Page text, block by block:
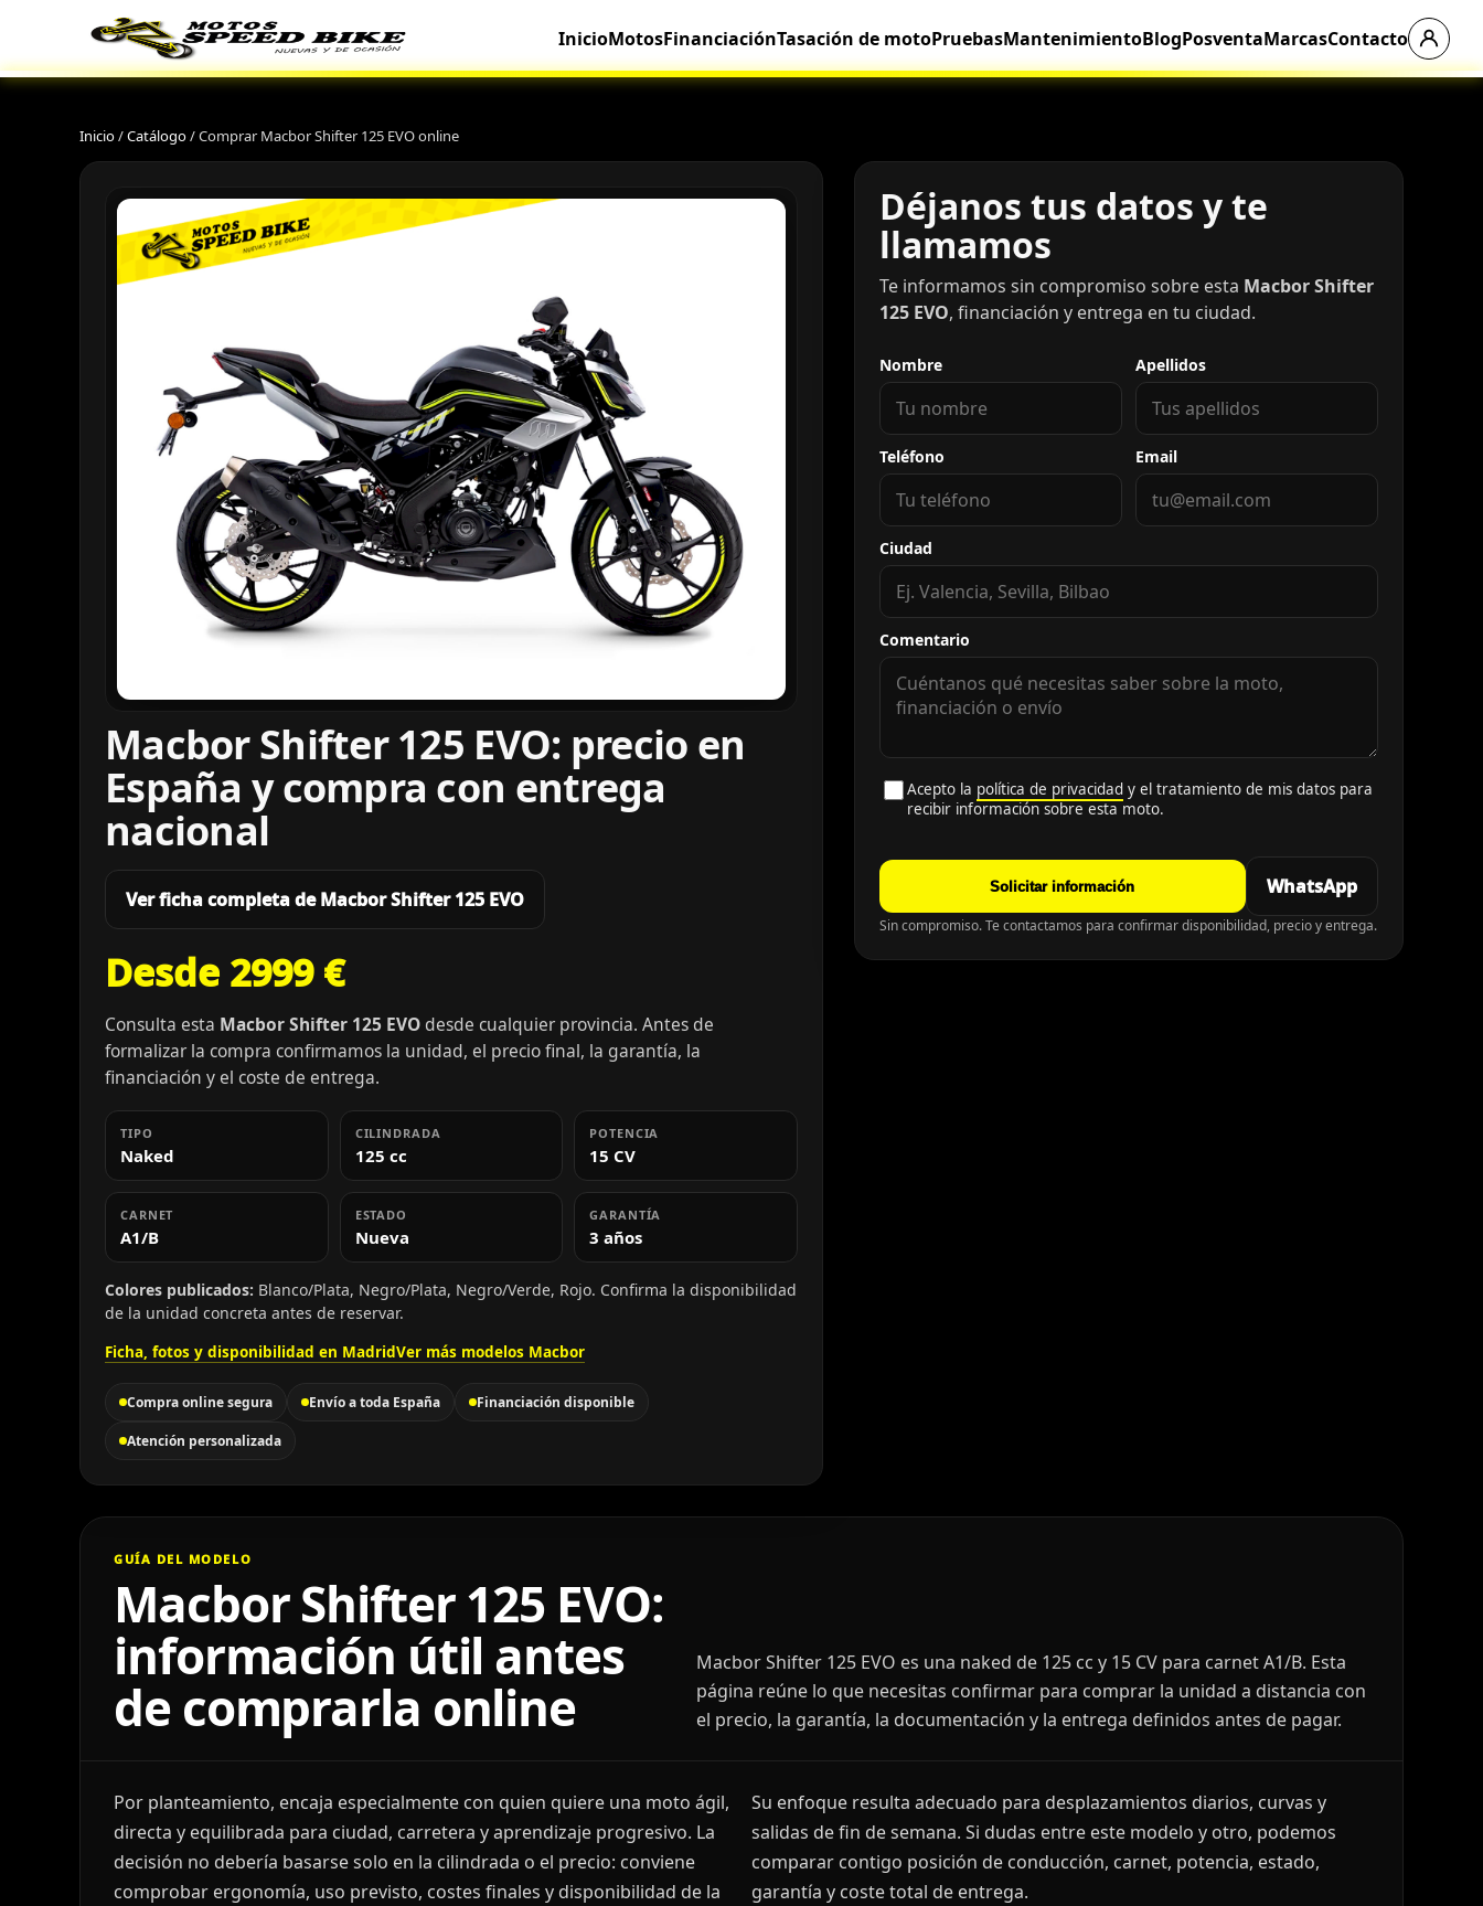
InicioMotosFinanciaciónTasación de motoPruebasMantenimientoBlogPosventaMarcasContacto
Inicio/Catálogo/Comprar Macbor Shifter 125 EVO online
Macbor Shifter 125 EVO: precio en
España y compra con entrega
nacional
Ver ficha completa de Macbor Shifter 125 EVO
Desde 2999 €
Consulta esta Macbor Shifter 125 EVO desde cualquier provincia. Antes de
formalizar la compra confirmamos la unidad, el precio final, la garantía, la
financiación y el coste de entrega.
TIPO
Naked
CILINDRADA
125 cc
POTENCIA
15 CV
CARNET
A1/B
ESTADO
Nueva
GARANTÍA
3 años
Colores publicados: Blanco/Plata, Negro/Plata, Negro/Verde, Rojo. Confirma la disponibilidad
de la unidad concreta antes de reservar.
Ficha, fotos y disponibilidad en MadridVer más modelos Macbor
Compra online segura Envío a toda España Financiación disponible
Atención personalizada
Déjanos tus datos y te
llamamos
Te informamos sin compromiso sobre esta Macbor Shifter
125 EVO, financiación y entrega en tu ciudad.
Nombre Apellidos
Teléfono Email
Ciudad
Comentario
Acepto la política de privacidady el tratamiento de mis datos para
recibir información sobre esta moto.
Solicitar información WhatsApp
Sin compromiso. Te contactamos para confirmar disponibilidad, precio y entrega.
GUÍA DEL MODELO
Macbor Shifter 125 EVO:
información útil antes
de comprarla online
Macbor Shifter 125 EVO es una naked de 125 cc y 15 CV para carnet A1/B. Esta
página reúne lo que necesitas confirmar para comprar la unidad a distancia con
el precio, la garantía, la documentación y la entrega definidos antes de pagar.
Por planteamiento, encaja especialmente con quien quiere una moto ágil,
directa y equilibrada para ciudad, carretera y aprendizaje progresivo. La
decisión no debería basarse solo en la cilindrada o el precio: conviene
comprobar ergonomía, uso previsto, costes finales y disponibilidad de la
Su enfoque resulta adecuado para desplazamientos diarios, curvas y
salidas de fin de semana. Si dudas entre este modelo y otro, podemos
comparar contigo posición de conducción, carnet, potencia, estado,
garantía y coste total de entrega.